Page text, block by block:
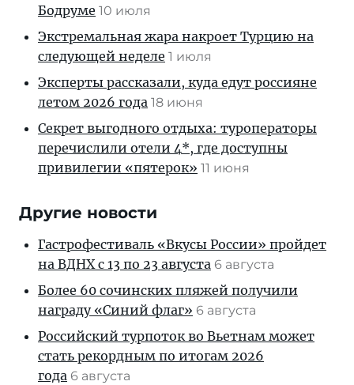
Бодруме 10 июля
Экстремальная жара накроет Турцию на
следующей неделе 1 июля
Эксперты рассказали, куда едут россияне
летом 2026 года 18 июня
Секрет выгодного отдыха: туроператоры
перечислили отели 4*, где доступны
привилегии «пятерок» 11 июня
Другие новости
Гастрофестиваль «Вкусы России» пройдет
на ВДНХ с 13 по 23 августа 6 августа
Более 60 сочинских пляжей получили
награду «Синий флаг» 6 августа
Российский турпоток во Вьетнам может
стать рекордным по итогам 2026
года 6 августа